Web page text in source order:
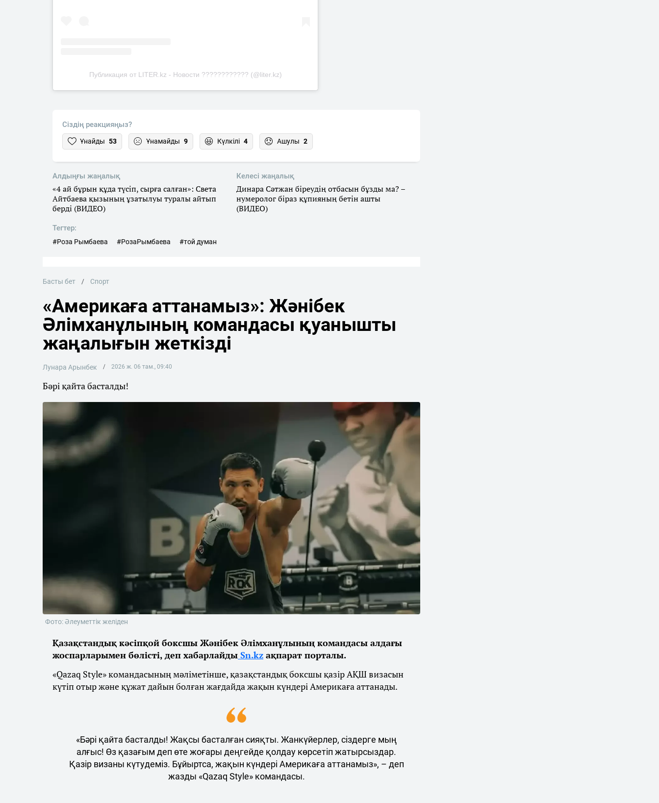
Публикация от LITER.kz - Новости ???????????? (@liter.kz)
Сіздің реакцияңыз?
Ұнайды 53 Ұнамайды 9 Күлкілі 4 Ашулы 2
Алдыңғы жаңалық
«4 ай бұрын құда түсіп, сырға салған»: Света
Айтбаева қызының ұзатылуы туралы айтып
берді (ВИДЕО)
Келесі жаңалық
Динара Сәтжан біреудің отбасын бұзды ма? –
нумеролог біраз құпияның бетін ашты
(ВИДЕО)
Тегтер:
#Роза Рымбаева #РозаРымбаева #той думан
Басты бет Спорт
«Америкаға аттанамыз»: Жәнібек
Әлімханұлының командасы қуанышты
жаңалығын жеткізді
Лунара Арынбек 2026 ж. 06 там., 09:40
Бәрі қайта басталды!
Фото: Әлеуметтік желіден
Қазақстандық кәсіпқой боксшы Жәнібек Әлімханұлының командасы алдағы
жоспарларымен бөлісті, деп хабарлайды Sn.kz ақпарат порталы.
«Qazaq Style» командасының мәліметінше, қазақстандық боксшы қазір АҚШ визасын
күтіп отыр және құжат дайын болған жағдайда жақын күндері Америкаға аттанады.
«Бәрі қайта басталды! Жақсы басталған сияқты. Жанкүйерлер, сіздерге мың
алғыс! Өз қазағым деп өте жоғары деңгейде қолдау көрсетіп жатырсыздар.
Қазір визаны күтудеміз. Бұйыртса, жақын күндері Америкаға аттанамыз», – деп
жазды «Qazaq Style» командасы.